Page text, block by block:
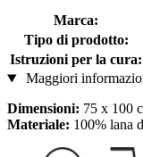
Marca:
Tipo di prodotto:
Istruzioni per la cura:
Maggiori
Dimensioni: 75 x 100
Materiale: 100% lana